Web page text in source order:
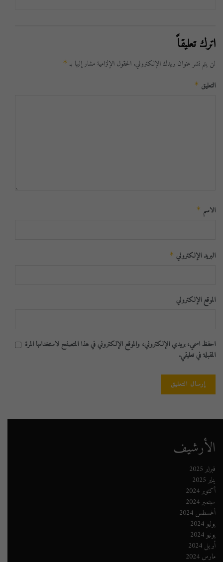
اترك تعليقاً
لن يتم نشر عنوان بريدك الإلكتروني. الحقول الإلزامية مشار إليها بـ *
التعليق *
الاسم *
البريد الإلكتروني *
الموقع الإلكتروني
احفظ اسمي، بريدي الإلكتروني، والموقع الإلكتروني في هذا المتصفح لاستخدامها المرة
المقبلة في تعليقي.
الأرشيف
فبراير 2025
يناير 2025
أكتوبر 2024
سبتمبر 2024
أغسطس 2024
يوليو 2024
يونيو 2024
أبريل 2024
مارس 2024